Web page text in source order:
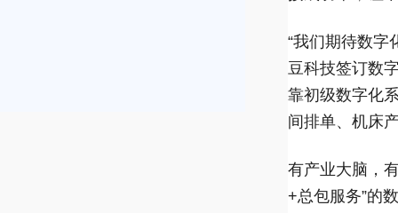
“我们期待数字
豆科技签订数
靠初级数字化
间排单、机床
有产业大脑，
+总包服务”的